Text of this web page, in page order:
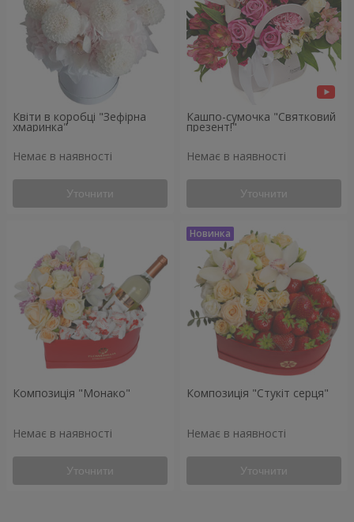
Квіти в коробці "Зефірна
хмаринка"
Немає в наявності
Уточнити
Кашпо-сумочка "Святковий
презент!"
Немає в наявності
Уточнити
Композиція "Монако"
Немає в наявності
Уточнити
Композиція "Стукіт серця"
Немає в наявності
Уточнити